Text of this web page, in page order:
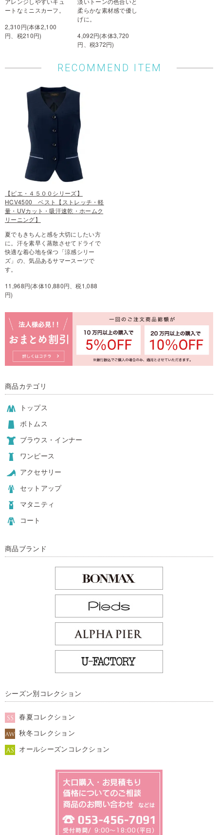
ートなミニスカーフ。
2,310円(本体2,100
円、税210円)
柔らかな素材感で優し
げに。
4,092円(本体3,720
円、税372円)
RECOMMEND ITEM
【ピエ・４５００シリーズ】
HCV4500 ベスト【ストレッチ・軽
量・UVカット・吸汗速乾・ホームク
リーニング】
夏でもきちんと感を大切にしたい方
に。汗を素早く蒸散させてドライで
快適な着心地を保つ「涼感シリー
ズ」の、気品あるサマースーツで
す。
11,968円(本体10,880円、税1,088
円)
商品カテゴリ
トップス
ボトムス
ブラウス・インナー
ワンピース
アクセサリー
セットアップ
マタニティ
コート
商品ブランド
シーズン別コレクション
春夏コレクション
秋冬コレクション
オールシーズンコレクション